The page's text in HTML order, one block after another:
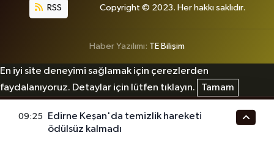
RSS Copyright © 2023. Her hakkı saklıdır.
Haber Yazılımı: TE Bilişim
En iyi site deneyimi sağlamak için çerezlerden
faydalanıyoruz. Detaylar için lütfen tıklayın.
Tamam
09:25
Edirne Keşan'da temizlik hareketi
ödülsüz kalmadı